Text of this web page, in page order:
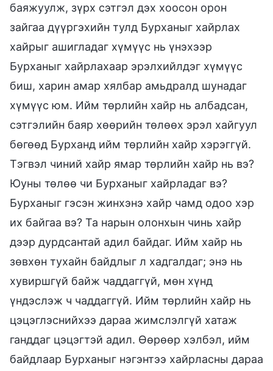
баяжуулж, зүрх сэтгэл дэх хоосон орон
зайгаа дүүргэхийн тулд Бурханыг хайрлах
хайрыг ашигладаг хүмүүс нь үнэхээр
Бурханыг хайрлахаар эрэлхийлдэг хүмүүс
биш, харин амар хялбар амьдралд шунадаг
хүмүүс юм. Ийм төрлийн хайр нь албадсан,
сэтгэлийн баяр хөөрийн төлөөх эрэл хайгуул
бөгөөд Бурханд ийм төрлийн хайр хэрэггүй.
Тэгвэл чиний хайр ямар төрлийн хайр нь вэ?
Юуны төлөө чи Бурханыг хайрладаг вэ?
Бурханыг гэсэн жинхэнэ хайр чамд одоо хэр
их байгаа вэ? Та нарын олонхын чинь хайр
дээр дурдсантай адил байдаг. Ийм хайр нь
зөвхөн тухайн байдлыг л хадгалдаг; энэ нь
хувиршгүй байж чаддаггүй, мөн хүнд
үндэслэж ч чаддаггүй. Ийм төрлийн хайр нь
цэцэглэснийхээ дараа жимслэлгүй хатаж
ганддаг цэцэгтэй адил. Өөрөөр хэлбэл, ийм
байдлаар Бурханыг нэгэнтээ хайрласны дараа